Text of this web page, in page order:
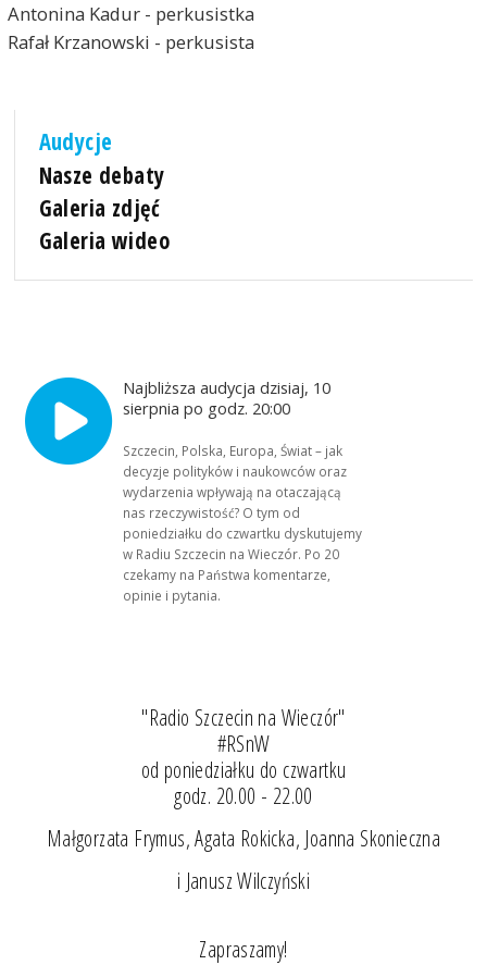
Antonina Kadur - perkusistka
Rafał Krzanowski - perkusista
Audycje
Nasze debaty
Galeria zdjęć
Galeria wideo
Najbliższa audycja dzisiaj, 10
sierpnia po godz. 20:00
Szczecin, Polska, Europa, Świat – jak
decyzje polityków i naukowców oraz
wydarzenia wpływają na otaczającą
nas rzeczywistość? O tym od
poniedziałku do czwartku dyskutujemy
w Radiu Szczecin na Wieczór. Po 20
czekamy na Państwa komentarze,
opinie i pytania.
"Radio Szczecin na Wieczór"
#RSnW
od poniedziałku do czwartku
godz. 20.00 - 22.00
Małgorzata Frymus, Agata Rokicka, Joanna Skonieczna
i Janusz Wilczyński
Zapraszamy!